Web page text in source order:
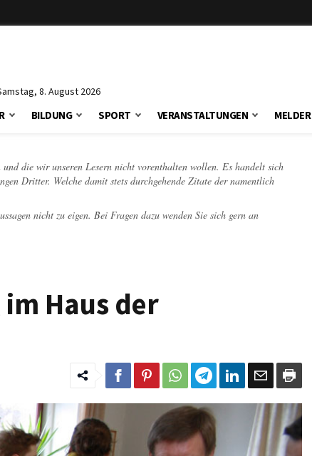
8. August 2026
BILDUNG SPORT VERANSTALTUNGEN MELDER
die wir unseren Lesern nicht vorenthalten wollen. Es handelt sich
Dritter. Welche damit stets durchgehende Zitate der namentlich
nicht zu eigen. Bei Fragen dazu wenden Sie sich gern an
Haus der